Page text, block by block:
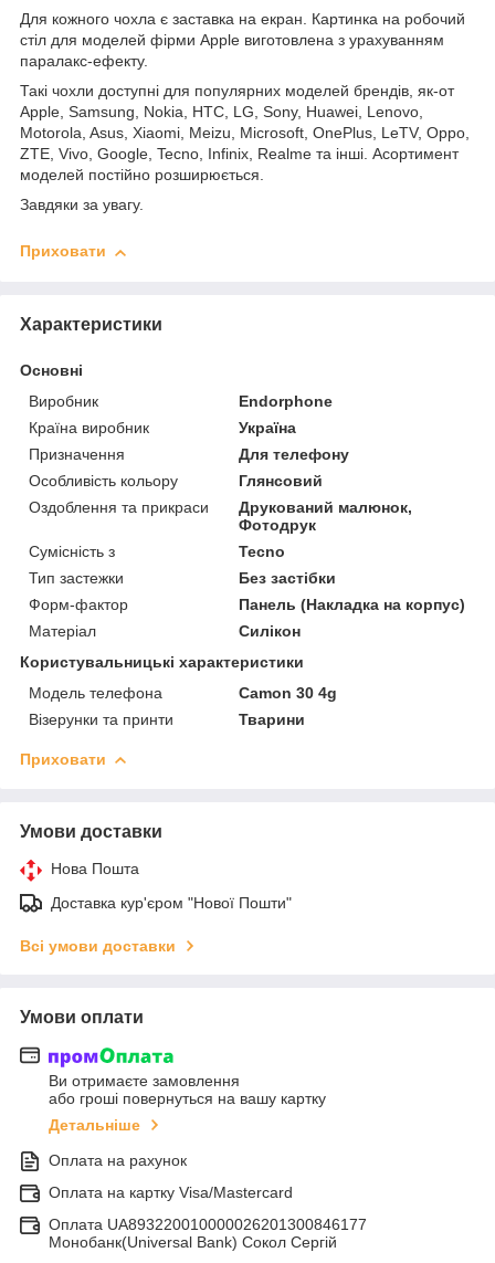
Для кожного чохла є заставка на екран. Картинка на робочий
стіл для моделей фірми Apple виготовлена з урахуванням
паралакс-ефекту.
Такі чохли доступні для популярних моделей брендів, як-от
Apple, Samsung, Nokia, HTC, LG, Sony, Huawei, Lenovo,
Motorola, Asus, Xiaomi, Meizu, Microsoft, OnePlus, LeTV, Oppo,
ZTE, Vivo, Google, Tecno, Infinix, Realme та інші. Асортимент
моделей постійно розширюється.
Завдяки за увагу.
Приховати
Характеристики
Основні
Виробник
Endorphone
Країна виробник
Україна
Призначення
Для телефону
Особливість кольору
Глянсовий
Оздоблення та прикраси
Друкований малюнок,
Фотодрук
Сумісність з
Tecno
Тип застежки
Без застібки
Форм-фактор
Панель (Накладка на корпус)
Матеріал
Силікон
Користувальницькі характеристики
Модель телефона
Camon 30 4g
Візерунки та принти
Тварини
Приховати
Умови доставки
Нова Пошта
Доставка кур'єром "Нової Пошти"
Всі умови доставки
Умови оплати
Ви отримаєте замовлення
або гроші повернуться на вашу картку
Детальніше
Оплата на рахунок
Оплата на картку Visa/Mastercard
Оплата UA893220010000026201300846177
Монобанк(Universal Bank) Сокол Сергій